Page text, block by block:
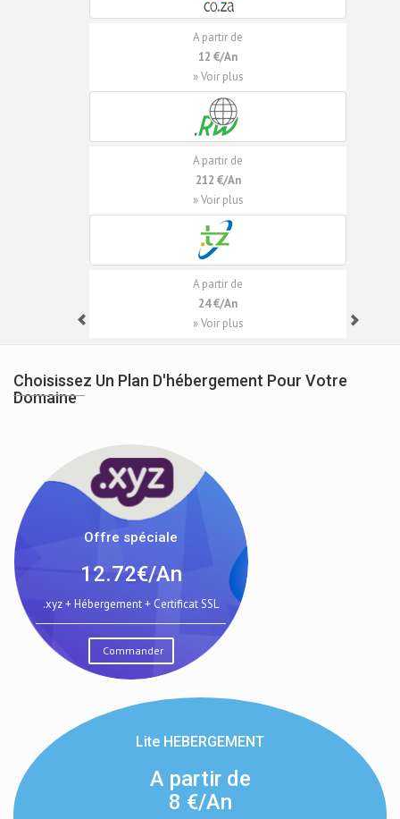
A partir de
12 €/An
» Voir plus
A partir de
212 €/An
» Voir plus
A partir de
24 €/An
» Voir plus
Choisissez Un Plan D'hébergement Pour Votre
Domaine
Offre spéciale
12.72€/An
.xyz + Hébergement + Certificat SSL
Commander
Lite HEBERGEMENT
A partir de
8 €/An